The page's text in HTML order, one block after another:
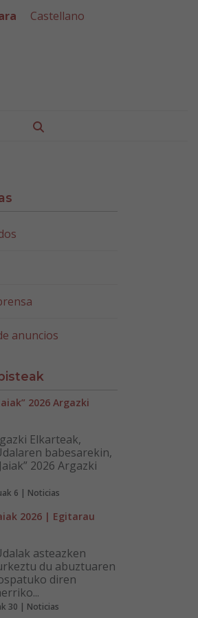
Castellano
anuncios
2026 Argazki
Elkarteak,
babesarekin,
2026 Argazki
6 | Noticias
2026 | Egitarau
asteazken
du abuztuaren
diren
30 | Noticias